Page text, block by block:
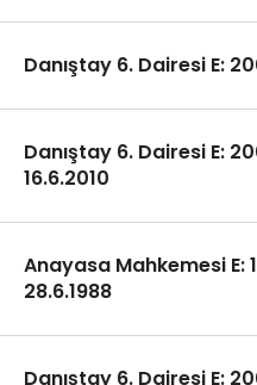
Danıştay 6. Dairesi E:
Danıştay 6. Dairesi E:
16.6.2010
Anayasa Mahkemesi E:
28.6.1988
Danıştay 6. Dairesi E: